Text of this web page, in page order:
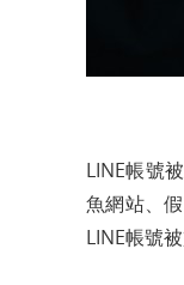
LINE帳號
魚網站、
LINE帳號